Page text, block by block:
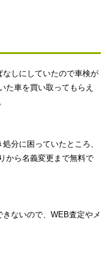
しにしていたので車検が
た車を買い取ってもらえ
分に困っていたところ、
から名義変更まで無料で
ないので、WEB査定やメ